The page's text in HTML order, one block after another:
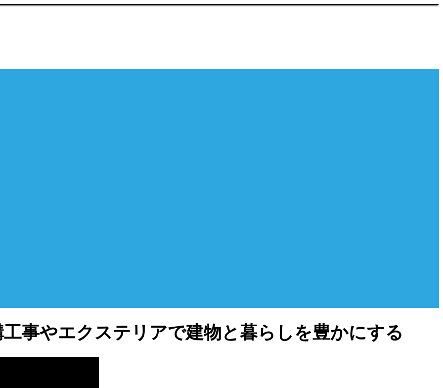
事やエクステリアで建物と暮らしを豊かにする